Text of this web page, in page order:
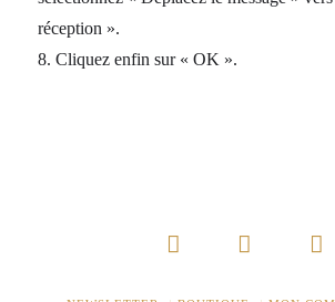
réception ».
8. Cliquez enfin sur « OK ».